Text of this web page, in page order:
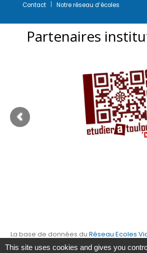
Contact Notre réseau d’écoles
Partenaires
La base de données du Réseau Ecoles
déclaration auprès de laCNIL. Elle est
This site uses cookies and gives you